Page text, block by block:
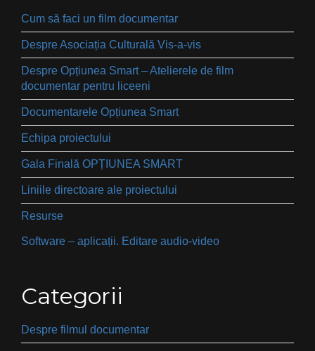
Cum să faci un film documentar
Despre Asociația Culturală Vis-a-vis
Despre Opțiunea Smart – Atelierele de film
documentar pentru liceeni
Documentarele Opțiunea Smart
Echipa proiectului
Gala Finală OPȚIUNEA SMART
Liniile directoare ale proiectului
Resurse
Software – aplicații. Editare audio-video
Categorii
Despre filmul documentar